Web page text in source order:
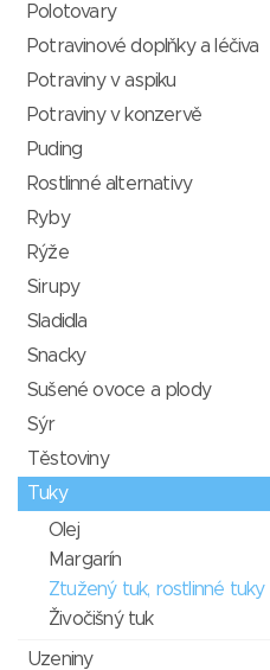
Polotovary
Potravinové doplňky a léčiva
Potraviny v aspiku
Potraviny v konzervě
Puding
Rostlinné alternativy
Ryby
Rýže
Sirupy
Sladidla
Snacky
Sušené ovoce a plody
Sýr
Těstoviny
Tuky
Olej
Margarín
Ztužený tuk, rostlinné tuky
Živočišný tuk
Uzeniny